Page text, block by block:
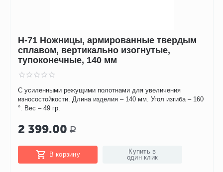
Н-71 Ножницы, армированные твердым
сплавом, вертикально изогнутые,
тупоконечные, 140 мм
С усиленными режущими полотнами для увеличения
износостойкости. Длина изделия – 140 мм. Угол изгиба – 160
°. Вес – 49 гр.
2 399.00 Р
В корзину
Купить в
один клик